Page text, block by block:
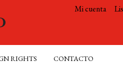
Mi cuenta
RIGHTS CONTACTO